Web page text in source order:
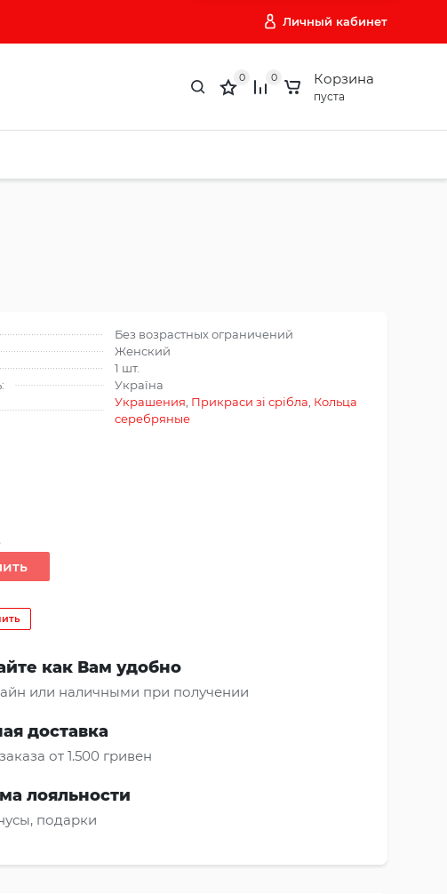
Личный кабинет
0 0 Корзина
пуста
Без возрастных ограничений
Женский
1 шт.
Україна
Украшения Прикраси зі срібла Кольца
серебряные
как Вам удобно
или наличными при получении
доставка
от 1.500 гривен
лояльности
подарки